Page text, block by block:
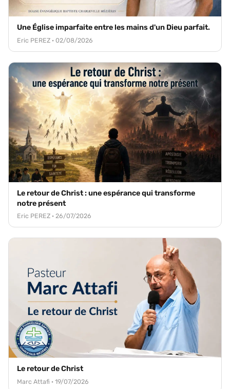
Une Église imparfaite entre les mains d'un Dieu parfait.
Eric PEREZ · 02/08/2026
Le retour de Christ : une espérance qui transforme
notre présent
Eric PEREZ · 26/07/2026
Le retour de Christ
Marc Attafi · 19/07/2026